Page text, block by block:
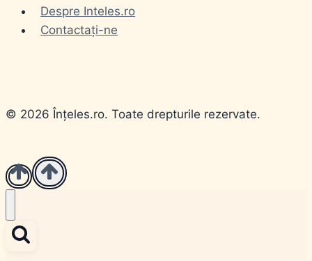
Despre Inteles.ro
Contactați-ne
© 2026 Înțeles.ro. Toate drepturile rezervate.